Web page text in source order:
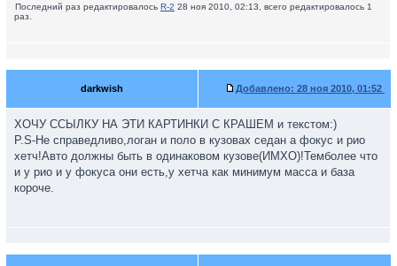
Последний раз редактировалось R-2 28 ноя 2010, 02:13, всего редактировалось 1
раз.
darkwish Добавлено: 28 ноя 2010, 01:52
ХОЧУ ССЫЛКУ НА ЭТИ КАРТИНКИ С КРАШЕМ и текстом:)
P.S-Не справедливо,логан и поло в кузовах седан а фокус и рио
хетч!Авто должны быть в одинаковом кузове(ИМХО)!Темболее что
и у рио и у фокуса они есть,у хетча как минимум масса и база
короче.